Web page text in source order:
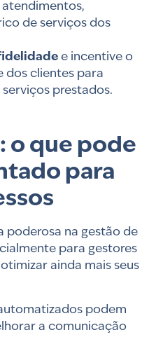
de serviços dos
e incentive o
dos clientes para
prestados.
o que pode
para
poderosa na gestão de
para gestores
ainda mais seus
podem
a comunicação